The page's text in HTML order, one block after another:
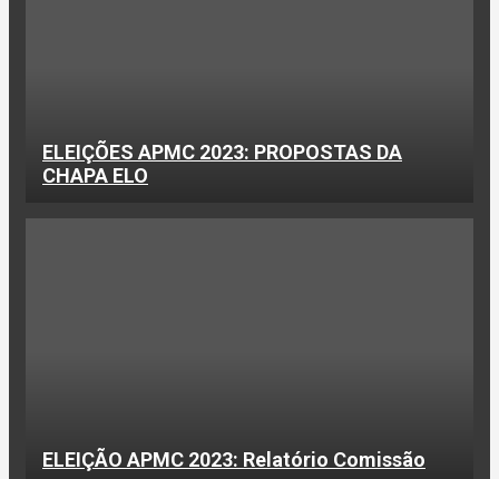
ELEIÇÕES APMC 2023: PROPOSTAS DA
CHAPA ELO
ELEIÇÃO APMC 2023: Relatório Comissão